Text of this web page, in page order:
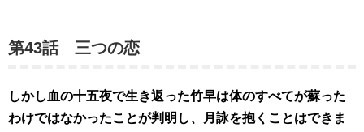
第43話 三つの恋
しかし血の十五夜で生き返った竹早は体のすべてが蘇った
わけではなかったことが判明し、月詠を抱くことはできま